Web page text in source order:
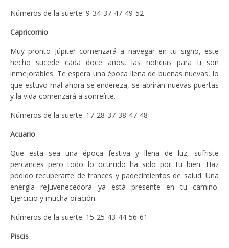
Números de la suerte: 9-34-37-47-49-52
Capricornio
Muy pronto Júpiter comenzará a navegar en tu signo, este
hecho sucede cada doce años, las noticias para ti son
inmejorables. Te espera una época llena de buenas nuevas, lo
que estuvo mal ahora se endereza, se abrirán nuevas puertas
y la vida comenzará a sonreírte.
Números de la suerte: 17-28-37-38-47-48
Acuario
Que esta sea una época festiva y llena de luz, sufriste
percances pero todo lo ocurrido ha sido por tu bien. Haz
podido recuperarte de trances y padecimientos de salud. Una
energía rejuvenecedora ya está presente en tu camino.
Ejercicio y mucha oración.
Números de la suerte: 15-25-43-44-56-61
Piscis